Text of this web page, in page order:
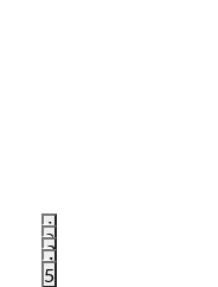
1
2
3
4
5